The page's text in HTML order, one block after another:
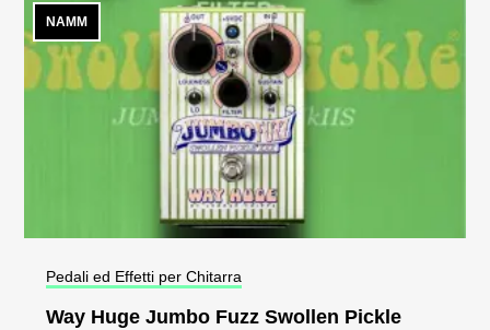
NAMM
Pedali ed Effetti per Chitarra
Way Huge Jumbo Fuzz Swollen Pickle